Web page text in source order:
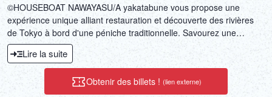
©HOUSEBOAT NAWAYASU/A yakatabune vous propose une
expérience unique alliant restauration et découverte des rivières
de Tokyo à bord d'une péniche traditionnelle. Savourez une
cuisine japonaise raffinée et admirez des panoramas
exceptionnels lors de votre croisière.
Lire la suite
Obtenir des billets ! (lien externe)